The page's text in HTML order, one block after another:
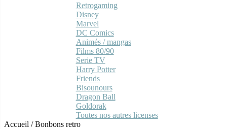
Retrogaming
Disney
Marvel
DC Comics
Animés / mangas
Films 80/90
Serie TV
Harry Potter
Friends
Bisounours
Dragon Ball
Goldorak
Toutes nos autres licenses
Accueil /Bonbons retro